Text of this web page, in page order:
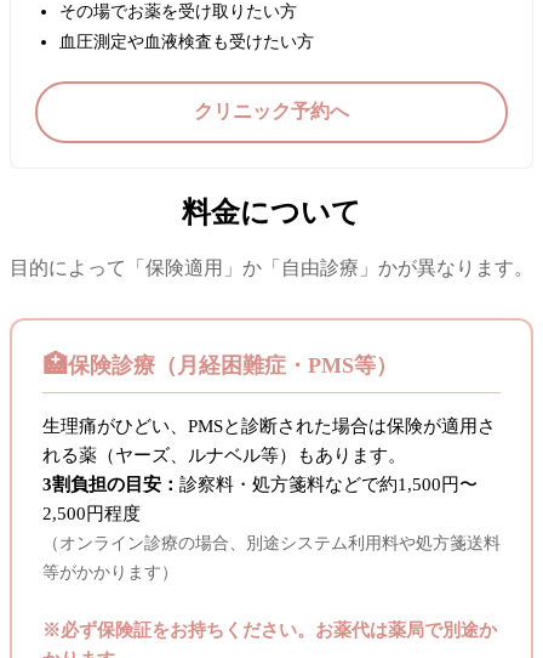
その場でお薬を受け取りたい方
血圧測定や血液検査も受けたい方
クリニック予約へ
料金について
目的によって「保険適用」か「自由診療」かが異なります。
保険診療（月経困難症・PMS等）
生理痛がひどい、PMSと診断された場合は保険が適用さ
れる薬（ヤーズ、ルナベル等）もあります。
3割負担の目安： 診察料・処方箋料などで約1,500円〜
2,500円程度
（オンライン診療の場合、別途システム利用料や処方箋送料
等がかかります）
※必ず保険証をお持ちください。お薬代は薬局で別途か